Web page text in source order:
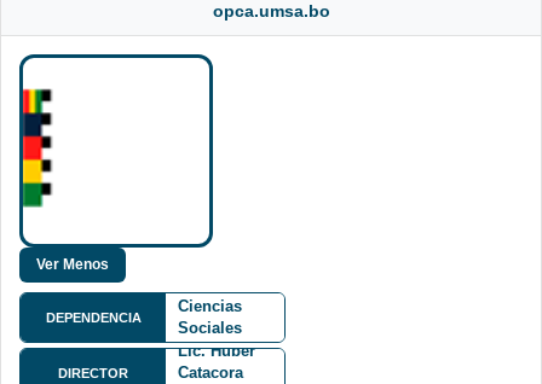
opca.umsa.bo
DEPENDENCIA
Ciencias
Sociales
FCS
DIRECTOR
Lic. Huber
Catacora